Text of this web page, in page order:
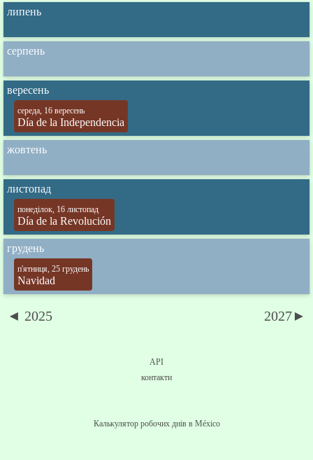
липень
серпень
вересень
середа, 16 вересень
Día de la Independencia
жовтень
листопад
понеділок, 16 листопад
Día de la Revolución
грудень
п'ятниця, 25 грудень
Navidad
◄ 2025 2027►
API
контакти
Калькулятор робочих днів в México